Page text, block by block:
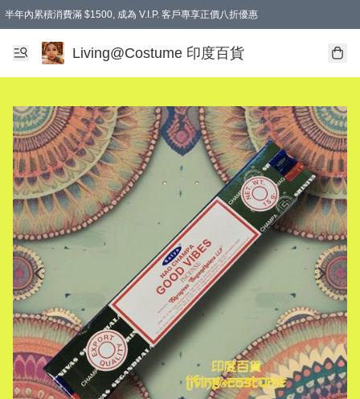
半年內累積消費滿 $1500, 成為 V.I.P. 客戶專享正價八折優惠
滿$600免本地運費
Living@Costume 印度百貨